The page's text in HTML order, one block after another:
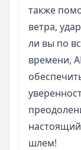
также
ветра,
ли вы по
времени,
шлем!